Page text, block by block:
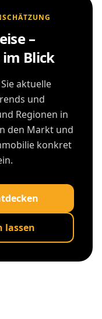
–
Blick
aktuelle
und
Regionen in
den Markt und
konkret
lassen